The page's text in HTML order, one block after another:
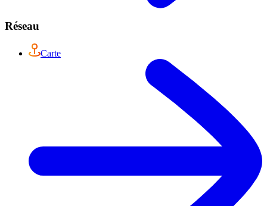
Réseau
Carte